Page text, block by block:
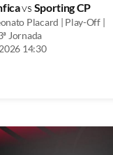
vs Sporting CP
Placard | Play-Off |
Jornada
14:30